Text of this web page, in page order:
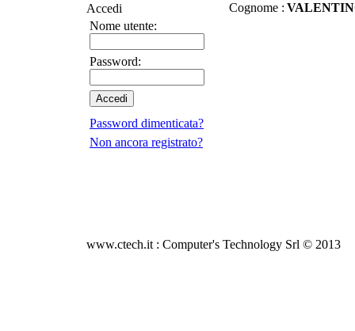
Accedi
Nome utente:
Password:
Password dimenticata?
Non ancora registrato?
Cognome :
www.ctech.it : Computer's Technology Srl © 2013